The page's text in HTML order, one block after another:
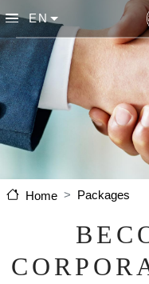
Skip to main content
EN List
Home Packages